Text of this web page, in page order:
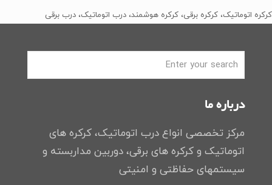
بود. است.
کرکره اتوماتیک، کرکره برقی، کرکره هوشمند، درب اتوماتیک، درب برقی
درباره ما
مرکز تخصصی انواع درب اتوماتیک، کرکره های
اتوماتیک و کرکره های برقی، دوربین مداربسته و
سیستمهای حفاظتی و امنیتی